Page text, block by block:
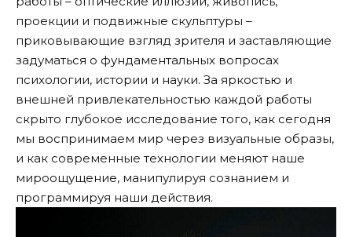
проекции и подвижные скульптуры –
приковывающие взгляд зрителя и заставляющие
задуматься о фундаментальных вопросах
психологии, истории и науки. За яркостью и
внешней привлекательностью каждой работы
скрыто глубокое исследование того, как сегодня
мы воспринимаем мир через визуальные образы,
и как современные технологии меняют наше
мироощущение, манипулируя сознанием и
программируя наши действия.